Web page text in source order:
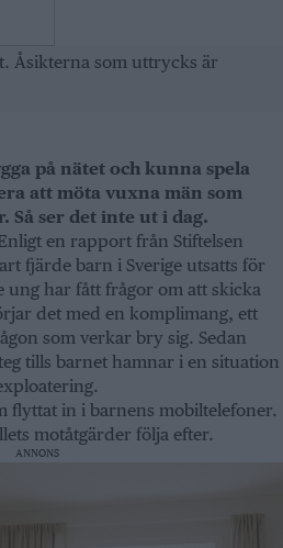
Åsikterna som uttrycks är
på nätet och kunna spela
att möta vuxna män som
Så ser det inte ut i dag.
en rapport från Stiftelsen
fjärde barn i Sverige utsatts för
har fått frågor om att skicka
det med en komplimang, ett
som verkar bry sig. Sedan
tills barnet hamnar i en situation
flyttat in i barnens mobiltelefoner.
motåtgärder följa efter.
ANNONS